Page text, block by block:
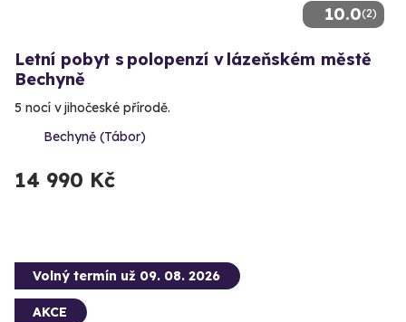
10.0(2)
Letní pobyt s polopenzí v lázeňském městě
Bechyně
5 nocí v jihočeské přírodě.
Bechyně (Tábor)
14 990 Kč
Volný termín už 09. 08. 2026
AKCE